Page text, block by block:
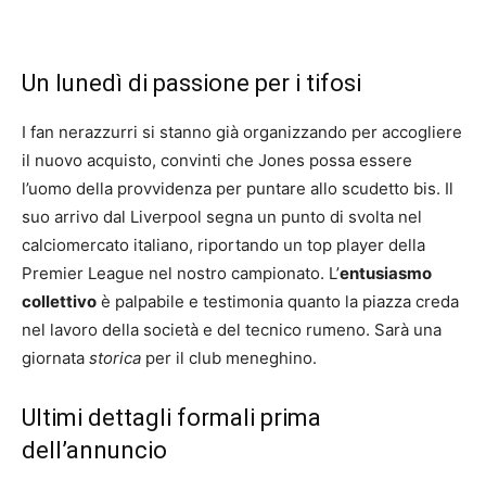
Un lunedì di passione per i tifosi
I fan nerazzurri si stanno già organizzando per accogliere
il nuovo acquisto, convinti che Jones possa essere
l’uomo della provvidenza per puntare allo scudetto bis. Il
suo arrivo dal Liverpool segna un punto di svolta nel
calciomercato italiano, riportando un top player della
Premier League nel nostro campionato. L’entusiasmo
collettivo è palpabile e testimonia quanto la piazza creda
nel lavoro della società e del tecnico rumeno. Sarà una
giornata storica per il club meneghino.
Ultimi dettagli formali prima
dell’annuncio